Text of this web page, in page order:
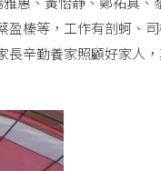
榛等，工作有剖蚵、
辛勤養家照顧好家人